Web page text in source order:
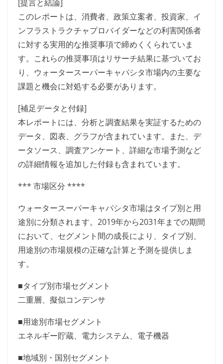
[提言と結論]
このレポートは、消費者、政策立案者、投資家、イ
ンフラストラクチャプロバイダーなどの利害関係者
に対する実用的な推奨事項で締めくくられていま
す。これらの推奨事項はリサーチ結果に基づいてお
り、ウォータースーパーキャパシタ市場内の主要な
課題と機会に対処する必要があります。
[補足データと付録]
本レポートには、分析と調査結果を実証するための
データ、図表、グラフが含まれています。また、デ
ータソース、調査アンケート、詳細な市場予測など
の詳細情報を追加した付録も含まれています。
*** 市場区分 ****
ウォータースーパーキャパシタ市場はタイプ別と用
途別に分類されます。2019年から2031年までの期間
において、セグメント間の成長により、タイプ別、
用途別の市場規模の正確な計算と予測を提供しま
す。
■タイプ別市場セグメント
二重層、擬似コンデンサ
■用途別市場セグメント
エネルギー貯蔵、電力システム、電子機器
■地域別・国別セグメント